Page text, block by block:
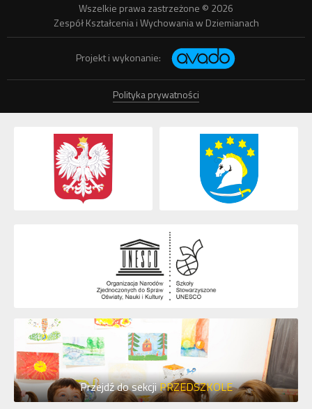
Wszelkie prawa zastrzeżone © 2026
Zespół Kształcenia i Wychowania w Dziemianach
Projekt i wykonanie:
Polityka prywatności
Przejdź do sekcjiPRZEDSZKOLE